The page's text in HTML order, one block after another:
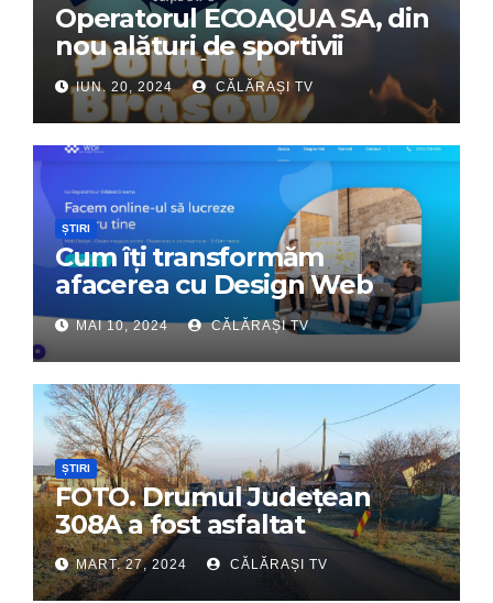
Operatorul ECOAQUA SA, din
nou alături de sportivii
călărășeni. Începe „Prima
Tabără”!
IUN. 20, 2024 CĂLĂRAȘI TV
ȘTIRI
Cum îți transformăm
afacerea cu Design Web
Interactiv – Partenerul tău
digital de încredere
MAI 10, 2024 CĂLĂRAȘI TV
ȘTIRI
FOTO. Drumul Județean
308A a fost asfaltat
MART. 27, 2024 CĂLĂRAȘI TV